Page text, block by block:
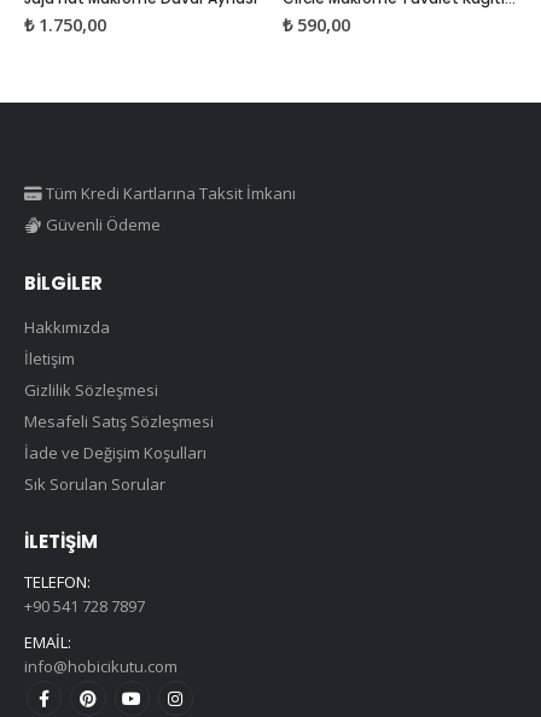
₺1.750,00 ₺590,00
Tüm Kredi Kartlarına Taksit İmkanı
Güvenli Ödeme
BILGILER
Hakkımızda
İletişim
Gizlilik Sözleşmesi
Mesafeli Satış Sözleşmesi
İade ve Değişim Koşulları
Sık Sorulan Sorular
İLETIŞIM
TELEFON:
+90 541 728 7897
EMAIL:
info@hobicikutu.com